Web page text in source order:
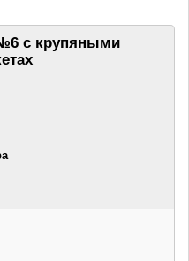
с крупяными